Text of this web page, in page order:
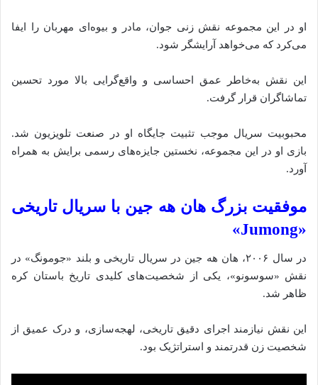
او در این مجموعه نقش زنی جوان، مادر و بیوه‌ای مهربان را ایفا
می‌کرد که می‌خواهد آرایشگر شود.
این نقش به‌خاطر عمق احساسی و واقع‌گرایی بالا مورد تحسین
تماشاگران قرار گرفت.
محبوبیت سریال موجب تثبیت جایگاه او در صنعت تلویزیون شد.
بازی او در این مجموعه، نخستین جایزه‌های رسمی برایش به همراه
آورد.
موفقیتبزرگ هان هه جین با سریال تاریخی
«Jumong»
در سال ۲۰۰۶، هان هه جین در سریال تاریخی و بلند «جومونگ» در
نقش «سوسونو»، یکی از شخصیت‌های کلیدی تاریخ باستان کره
ظاهر شد.
این نقش نیازمند اجرای دقیق تاریخی، لهجه‌سازی، و درک عمیق از
شخصیت زن قدرتمند و استراتژیک بود.